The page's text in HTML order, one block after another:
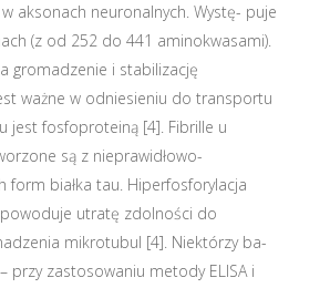
aksonach neuronalnych. Wystę- puje
(z od 252 do 441 aminokwasami).
gromadzenie i stabilizację
ważne w odniesieniu do transportu
jest fosfoproteiną [4]. Fibrille u
są z nieprawidłowo-
form białka tau. Hiperfosforylacja
powoduje utratę zdolności do
mikrotubul [4]. Niektórzy ba-
przy zastosowaniu metody ELISA i